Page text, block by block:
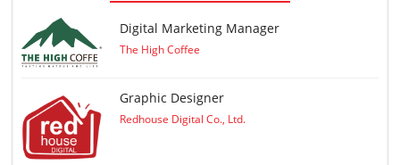
Digital Marketing Manager
The High Coffee
Graphic Designer
Redhouse Digital Co., Ltd.